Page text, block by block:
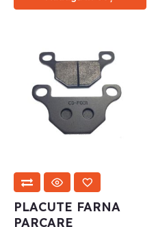
PLACUTE FARNA
PARCARE